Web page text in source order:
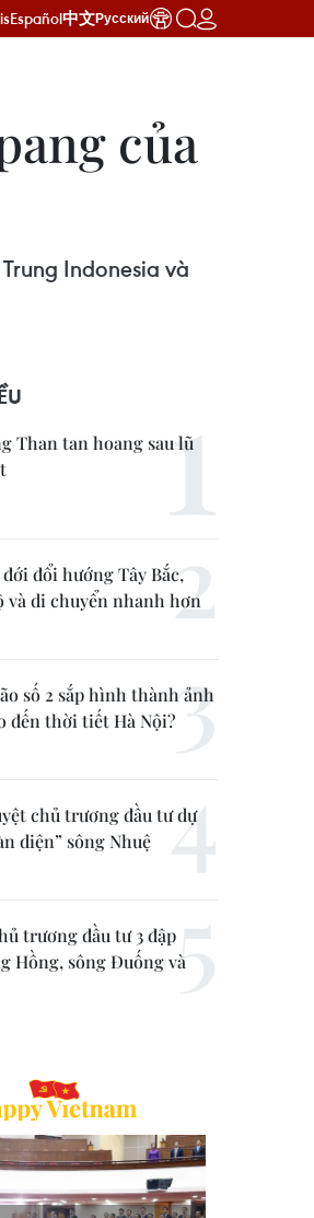
Español中文Русский
của
Indonesia và
Than tan hoang sau lũ
đổi hướng Tây Bắc,
và di chuyển nhanh hơn
số 2 sắp hình thành ảnh
đến thời tiết Hà Nội?
chủ trương đầu tư dự
diện” sông Nhuệ
trương đầu tư 3 đập
Hồng, sông Đuống và